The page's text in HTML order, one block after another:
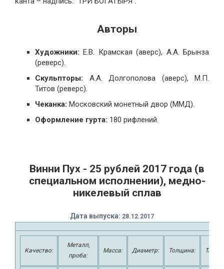
Авторы
Художники: Е.В. Крамская (аверс), А.А. Брынза
(реверс).
Скульпторы: А.А. Долгополова (аверс), М.П.
Титов (реверс).
Чеканка: Московский монетный двор (ММД).
Оформление гурта: 180 рифлений.
Винни Пух - 25 рублей 2017 года (в
специальном исполнении), медно-
никелевый сплав
Дата выпуска: 28.12.2017
Качество:
Металл,
проба:
Масса: Диаметр: Толщина: Тираж: